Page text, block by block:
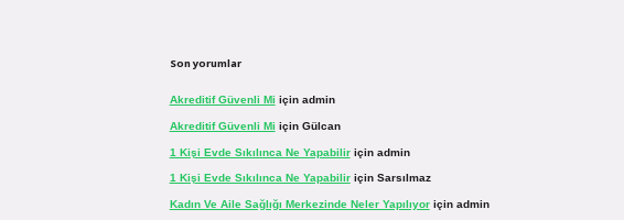
Son yorumlar
Akreditif Güvenli Mi için admin
Akreditif Güvenli Mi için Gülcan
1 Kişi Evde Sıkılınca Ne Yapabiliriçin admin
1 Kişi Evde Sıkılınca Ne Yapabiliriçin Sarsılmaz
Kadın Ve Aile Sağlığı Merkezinde Neler Yapılıyoriçin admin